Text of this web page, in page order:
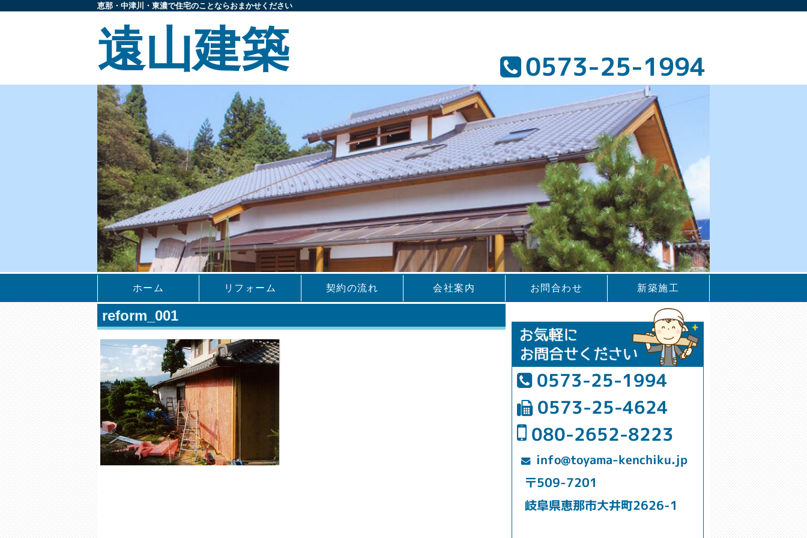
恵那・中津川・東濃で住宅のことならおまかせください
遠山建築 0573-25-1994
ホーム リフォーム 契約の流れ 会社案内 お問合わせ 新築施工
reform_001
0573-25-1994
0573-25-4624
080-2652-8223
info@toyama-kenchiku.jp
〒509-7201
岐阜県恵那市大井町2626-1